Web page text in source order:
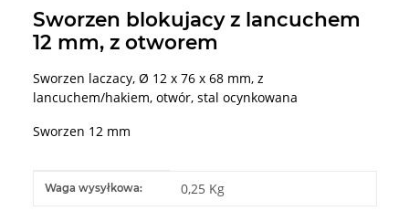
Sworzen blokujacy z lancuchem
12 mm, z otworem
Sworzen laczacy, Ø 12 x 76 x 68 mm, z
lancuchem/hakiem, otwór, stal ocynkowana
Sworzen 12 mm
#productDetails.itemInformation#
#productDetails.itemValue#
Waga wysyłkowa: 0,25 Kg